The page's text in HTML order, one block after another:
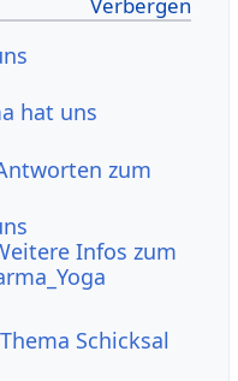
hat uns
zum
Infos zum
Schicksal